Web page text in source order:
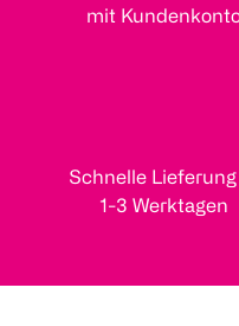
mit
Schnelle
1-3 Werktagen